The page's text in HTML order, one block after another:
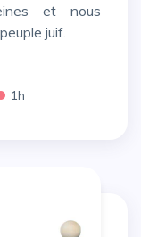
et nous
juif.
1h